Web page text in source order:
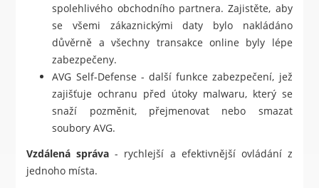
spolehlivého obchodního partnera. Zajistěte, aby
se všemi zákaznickými daty bylo nakládáno
důvěrně a všechny transakce online byly lépe
zabezpečeny.
AVG Self-Defense - další funkce zabezpečení, jež
zajišťuje ochranu před útoky malwaru, který se
snaží pozměnit, přejmenovat nebo smazat
soubory AVG.
Vzdálená správa - rychlejší a efektivnější ovládání z
jednoho místa.